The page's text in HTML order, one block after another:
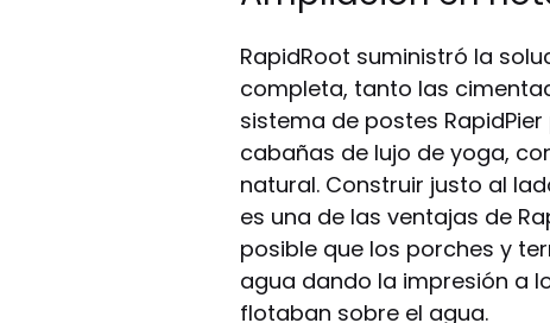
RapidRoot suministró la
completa, tanto las
sistema de postes
cabañas de lujo de yoga,
natural. Construir justo al
es una de las ventajas de
posible que los porches y
agua dando la impresión a
flotaban sobre el agua.